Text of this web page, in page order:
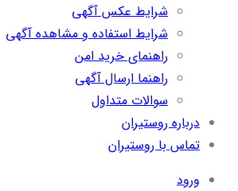
شرایط عکس آگهی
شرایط استفاده و مشاهده آگهی
راهنمای خرید امن
راهنما ارسال آگهی
سوالات متداول
درباره روستیران
تماس با روستیران
ورود